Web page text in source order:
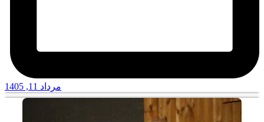
مرداد 11, 1405